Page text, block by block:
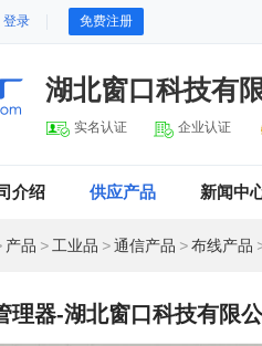
登录 免费注册
湖北窗口科技有
实名认证 企业认证
介绍 供应产品 新闻中
产品 > 工业品 >通信产品 >布线产品
理器-湖北窗口科技有限